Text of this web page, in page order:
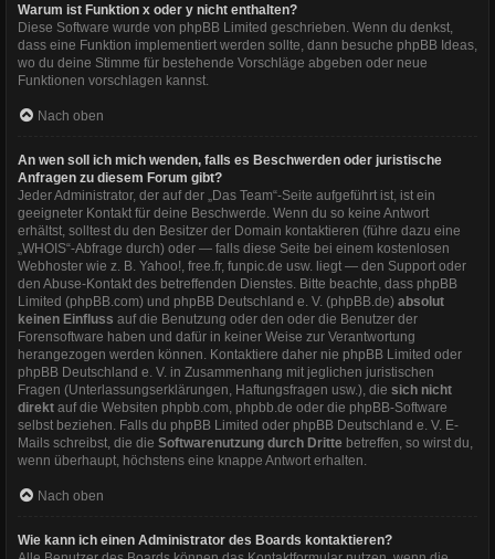
Warum ist Funktion x oder y nicht enthalten?
Diese Software wurde von phpBB Limited geschrieben. Wenn du denkst,
dass eine Funktion implementiert werden sollte, dann besuche phpBB Ideas,
wo du deine Stimme für bestehende Vorschläge abgeben oder neue
Funktionen vorschlagen kannst.
Nach oben
An wen soll ich mich wenden, falls es Beschwerden oder juristische
Anfragen zu diesem Forum gibt?
Jeder Administrator, der auf der „Das Team“-Seite aufgeführt ist, ist ein
geeigneter Kontakt für deine Beschwerde. Wenn du so keine Antwort
erhältst, solltest du den Besitzer der Domain kontaktieren (führe dazu eine
„WHOIS“-Abfrage durch) oder — falls diese Seite bei einem kostenlosen
Webhoster wie z. B. Yahoo!, free.fr, funpic.de usw. liegt — den Support oder
den Abuse-Kontakt des betreffenden Dienstes. Bitte beachte, dass phpBB
Limited (phpBB.com) und phpBB Deutschland e. V. (phpBB.de) absolut
keinen Einfluss auf die Benutzung oder den oder die Benutzer der
Forensoftware haben und dafür in keiner Weise zur Verantwortung
herangezogen werden können. Kontaktiere daher nie phpBB Limited oder
phpBB Deutschland e. V. in Zusammenhang mit jeglichen juristischen
Fragen (Unterlassungserklärungen, Haftungsfragen usw.), die sich nicht
direkt auf die Websiten phpbb.com, phpbb.de oder die phpBB-Software
selbst beziehen. Falls du phpBB Limited oder phpBB Deutschland e. V. E-
Mails schreibst, die die Softwarenutzung durch Dritte betreffen, so wirst du,
wenn überhaupt, höchstens eine knappe Antwort erhalten.
Nach oben
Wie kann ich einen Administrator des Boards kontaktieren?